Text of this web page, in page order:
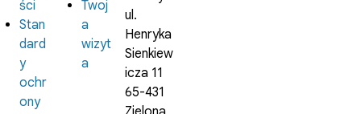
ści
Stan
dard
y
ochr
ony
Twoj
a
wizyt
a
ul.
Henryka
Sienkiew
icza 11
65-431